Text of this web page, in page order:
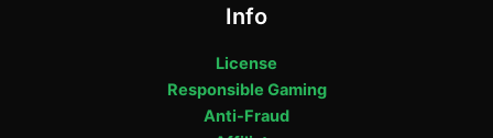
Info
License
Responsible Gaming
Anti-Fraud